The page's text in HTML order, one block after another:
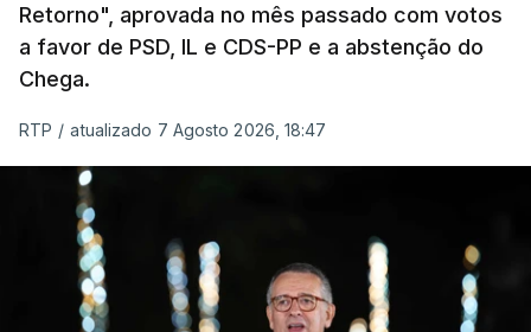
Assegurar que "ninguém é
prejudicado"
O Preisdente deixa, no entanto, deixa alguns
avisos:uma reforma desta dimensão "deve ter
como primeiro critério a proteção das pessoas"
e "nenhum processo de simplificação pode
traduzir-se numa diminuição da proteção
Retorno", aprovada no mês passado com votos
a favor de PSD, IL e CDS-PP e a abstenção do
Chega.
RTP / atualizado 7 Agosto 2026, 18:47